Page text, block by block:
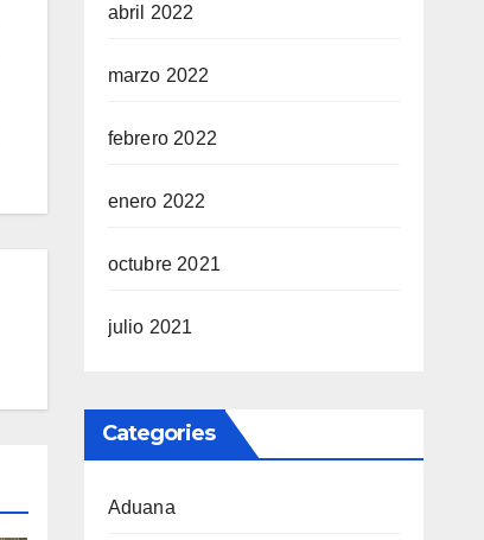
abril 2022
marzo 2022
febrero 2022
enero 2022
octubre 2021
julio 2021
Categories
Aduana